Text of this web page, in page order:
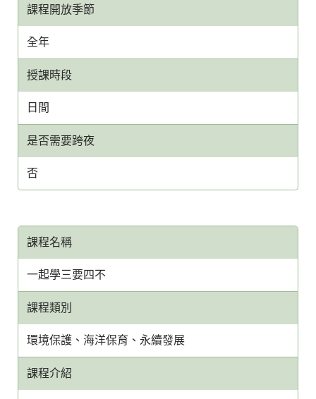
課程開放季節
全年
授課時段
日間
是否需要跨夜
否
課程名稱
一起學三要四不
課程類別
環境保護、海洋保育、永續發展
課程介紹